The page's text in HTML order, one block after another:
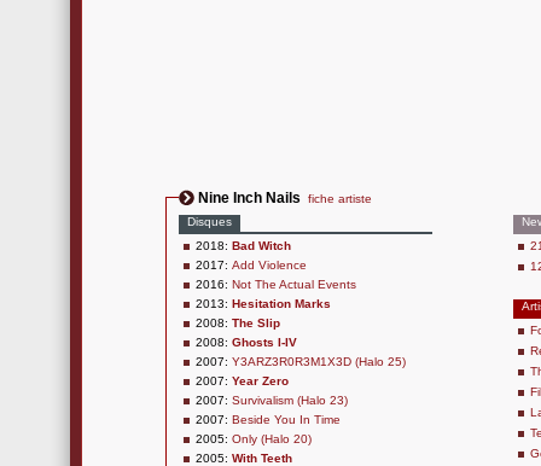
Nine Inch Nails
fiche artiste
Disques
2018: Bad Witch
2017: Add Violence
2016: Not The Actual Events
2013: Hesitation Marks
2008: The Slip
2008: Ghosts I-IV
2007: Y3ARZ3R0R3M1X3D (Halo 25)
2007: Year Zero
2007: Survivalism (Halo 23)
2007: Beside You In Time
2005: Only (Halo 20)
2005: With Teeth